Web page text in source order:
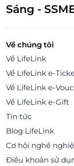
Sáng -
Về chúng tôi
Về LifeLink
Về LifeLink e-
Về LifeLink e-
Về LifeLink e-Gift
Tin tức
Blog LifeLink
Cơ hội nghề
Điều khoản sử